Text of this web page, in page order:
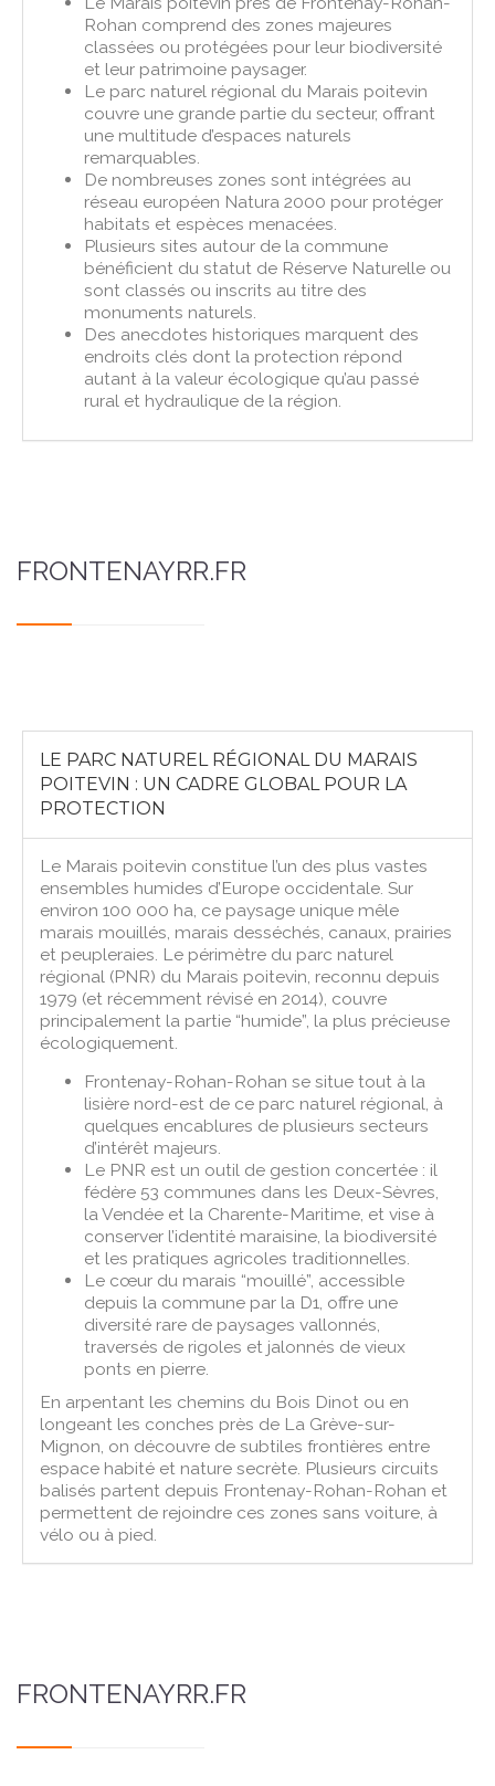
Rohan comprend des zones majeures
classées ou protégées pour leur biodiversité
et leur patrimoine paysager.
Le parc naturel régional du Marais poitevin
couvre une grande partie du secteur, offrant
une multitude d’espaces naturels
remarquables.
De nombreuses zones sont intégrées au
réseau européen Natura 2000 pour protéger
habitats et espèces menacées.
Plusieurs sites autour de la commune
bénéficient du statut de Réserve Naturelle ou
sont classés ou inscrits au titre des
monuments naturels.
Des anecdotes historiques marquent des
endroits clés dont la protection répond
autant à la valeur écologique qu’au passé
rural et hydraulique de la région.
FRONTENAYRR.FR
LE PARC NATUREL RÉGIONAL DU MARAIS
POITEVIN : UN CADRE GLOBAL POUR LA
PROTECTION
Le Marais poitevin constitue l’un des plus vastes
ensembles humides d’Europe occidentale. Sur
environ 100 000 ha, ce paysage unique mêle
marais mouillés, marais desséchés, canaux, prairies
et peupleraies. Le périmètre du parc naturel
régional (PNR) du Marais poitevin, reconnu depuis
1979 (et récemment révisé en 2014), couvre
principalement la partie “humide”, la plus précieuse
écologiquement.
Frontenay-Rohan-Rohan se situe tout à la
lisière nord-est de ce parc naturel régional, à
quelques encablures de plusieurs secteurs
d’intérêt majeurs.
Le PNR est un outil de gestion concertée : il
fédère 53 communes dans les Deux-Sèvres,
la Vendée et la Charente-Maritime, et vise à
conserver l’identité maraisine, la biodiversité
et les pratiques agricoles traditionnelles.
Le cœur du marais “mouillé”, accessible
depuis la commune par la D1, offre une
diversité rare de paysages vallonnés,
traversés de rigoles et jalonnés de vieux
ponts en pierre.
En arpentant les chemins du Bois Dinot ou en
longeant les conches près de La Grève-sur-
Mignon, on découvre de subtiles frontières entre
espace habité et nature secrète. Plusieurs circuits
balisés partent depuis Frontenay-Rohan-Rohan et
permettent de rejoindre ces zones sans voiture, à
vélo ou à pied.
FRONTENAYRR.FR